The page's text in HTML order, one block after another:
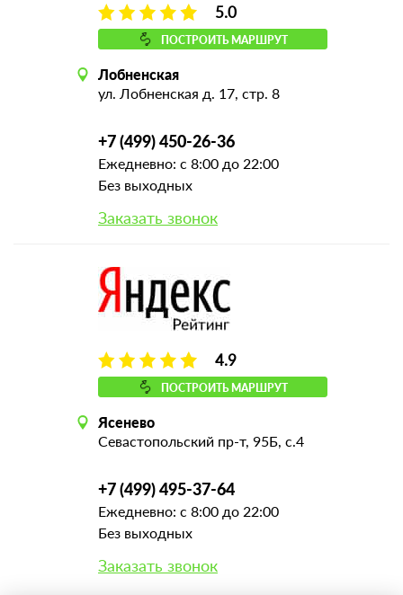
5.0
ПОСТРОИТЬ МАРШРУТ
Лобненская
ул. Лобненская д. 17, стр. 8
+7 (499) 450-26-36
Ежедневно: с 8:00 до 22:00
Без выходных
Заказать звонок
4.9
ПОСТРОИТЬ МАРШРУТ
Ясенево
Севастопольский пр-т, 95Б, с.4
+7 (499) 495-37-64
Ежедневно: с 8:00 до 22:00
Без выходных
Заказать звонок